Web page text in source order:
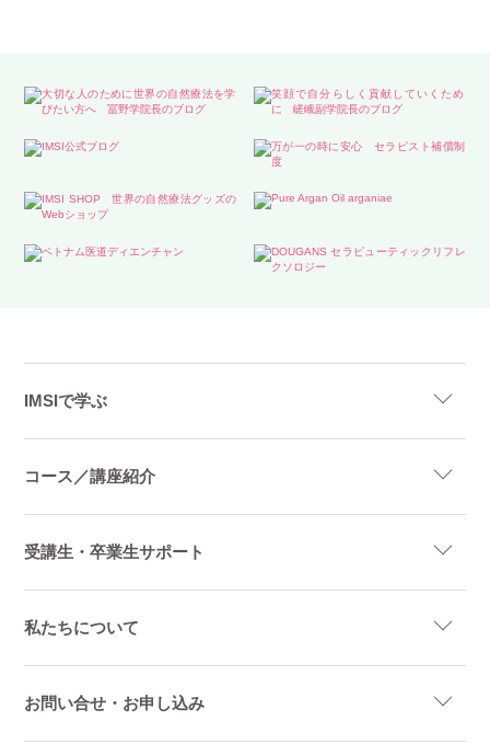
IMSIで学ぶ
コース／講座紹介
受講生・卒業生サポート
私たちについて
お問い合せ・お申し込み